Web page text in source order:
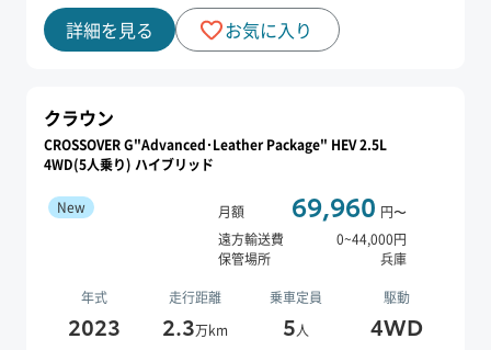
詳細を見る お気に入り
クラウン
CROSSOVER G"Advanced･Leather Package" HEV 2.5L
4WD(5人乗り) ハイブリッド
New 月額 69,960 円〜
遠方輸送費
0~44,000円
保管場所
兵庫
年式 走行距離 乗車定員 駆動
2023 2.3万km 5人 4WD